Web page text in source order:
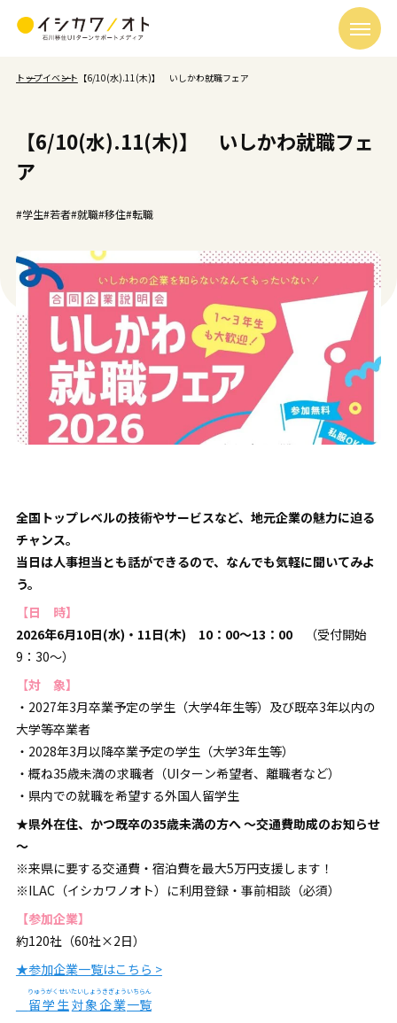
トップイベント 【6/10(水).11(木)】 いしかわ就職フェア
【6/10(水).11(木)】 いしかわ就職フェ
ア
#学生#若者#就職#移住#転職
全国トップレベルの技術やサービスなど、地元企業の魅力に迫る
チャンス。
当日は人事担当とも話ができるので、なんでも気軽に聞いてみよ
う。
【日 時】
2026年6月10日(水)・11日(木) 10：00～13：00（受付開始
9：30～）
【対 象】
・2027年3月卒業予定の学生（大学4年生等）及び既卒3年以内の
大学等卒業者
・2028年3月以降卒業予定の学生（大学3年生等）
・概ね35歳未満の求職者（UIターン希望者、離職者など）
・県内での就職を希望する外国人留学生
★県外在住、かつ既卒の35歳未満の方へ ～交通費助成のお知らせ
～
※来県に要する交通費・宿泊費を最大5万円支援します！
※ILAC（イシカワノオト）に利用登録・事前相談（必須）
【参加企業】
約120社（60社×2日）
★参加企業一覧はこちら >
留学生
りゅうがくせい
対象企業
たいしょうきぎょう
一覧
いちらん